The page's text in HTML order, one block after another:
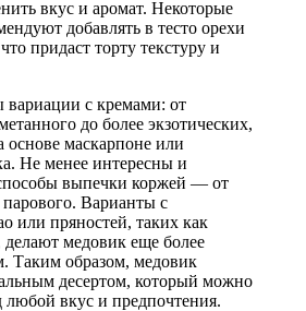
вкус и аромат. Некоторые
добавлять в тесто орехи
придаст торту текстуру и
с кремами: от
до более экзотических,
основе маскарпоне или
Не менее интересны и
выпечки коржей — от
парового. Варианты с
или пряностей, таких как
медовик еще более
Таким образом, медовик
десертом, который можно
любой вкус и предпочтения.